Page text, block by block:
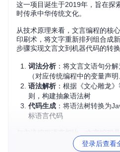
这一项目诞生于2019年，旨在探
时传承中华传统文化。
从技术原理来看，文言编程的核
印刷术，将文字重新排列组合成
步骤实现文言文到机器代码的转换
词法分析：将文言文语句分
（对应传统编程中的变量声明
语法解析：根据《文心雕龙
则，构建抽象语法树
代码生成 ：将语法树转换为
标语言代码
登录后查看